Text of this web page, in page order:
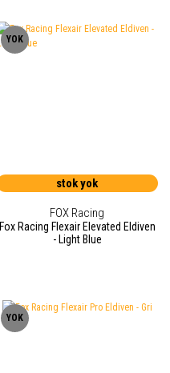
YOK
stok yok
FOX Racing
Fox Racing Flexair Elevated Eldiven
- Light Blue
YOK